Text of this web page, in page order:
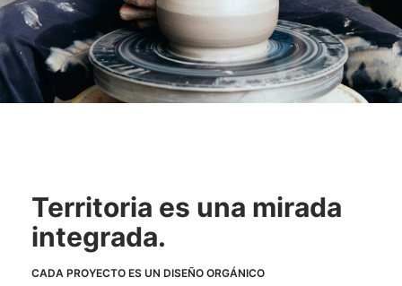
Territoria es una mirada
integrada.
CADA PROYECTO ES UN DISEÑO ORGÁNICO